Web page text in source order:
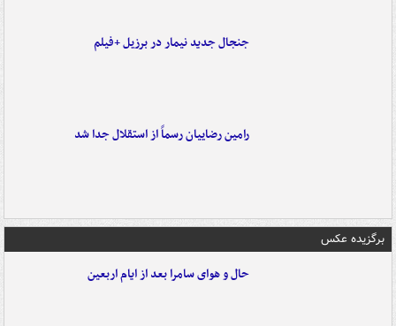
جنجال جدید نیمار در برزیل +فیلم
رامین رضاییان رسماً از استقلال جدا شد
برگزیده عکس
حال و هوای سامرا بعد از ایام اربعین